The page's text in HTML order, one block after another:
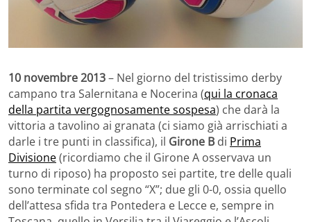
10 novembre 2013– Nel giorno del tristissimo derby
campano tra Salernitana e Nocerina (qui la cronaca
della partita vergognosamente sospesa) che darà la
vittoria a tavolino ai granata (ci siamo già arrischiati a
darle i tre punti in classifica), il Girone B di Prima
Divisione(ricordiamo che il Girone A osservava un
turno di riposo) ha proposto sei partite, tre delle quali
sono terminate col segno “X”; due gli 0-0, ossia quello
dell’attesa sfida tra Pontedera e Lecce e, sempre in